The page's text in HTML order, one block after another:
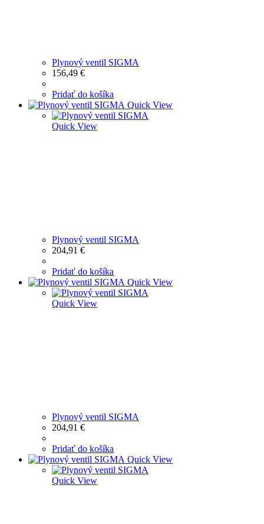
Plynový ventil SIGMA
156,49 €
Pridať do košíka
Quick View
Quick View
Plynový ventil SIGMA
204,91 €
Pridať do košíka
Quick View
Quick View
Plynový ventil SIGMA
204,91 €
Pridať do košíka
Quick View
Quick View